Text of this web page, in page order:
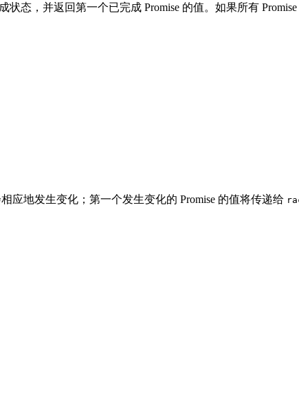
态，并返回第一个已完成 Promise 的值。如果所有
应地发生变化；第一个发生变化的 Promise 的值将传递给